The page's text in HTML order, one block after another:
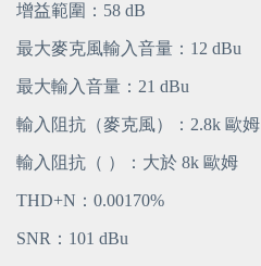
增益範圍：58 dB
最大麥克風輸入音量：12 dBu
最大輸入音量：21 dBu
輸入阻抗（麥克風）：2.8k 歐姆
輸入阻抗（ ）：大於 8k 歐姆
THD+N：0.00170%
SNR：101 dBu